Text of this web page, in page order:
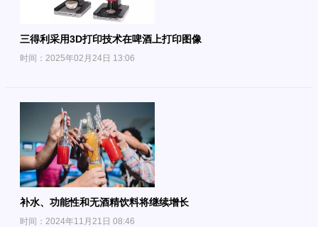
三得利采用3D打印技术在啤酒上打印图像
时间：2025年02月24日 13:06
补水、功能性和无酒精饮料将继续增长
时间：2024年11月21日 08:46